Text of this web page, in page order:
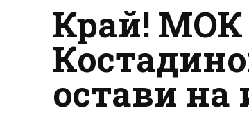
Край! МОК
остави на